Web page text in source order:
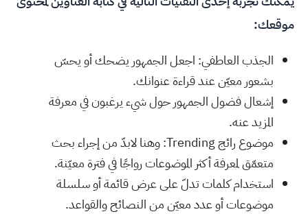
موقعك:
الجذب العاطفي: اجعل الجمهور يضحك أو يحسّ
بشعور معيّن عند قراءة عنوانك.
إشعال فضول الجمهور حول شيء يرغبون في معرفة
المزيد عنه.
موضوع رائج Trending: وهنا لابدّ من إجراء بحث
متعمّق لمعرفة أكثر الموضوعات رواجًا في فترة معيّنة.
استخدام كلمات تدلّ على عرض قائمة أو سلسلة
موضوعات أو عدد معيّن من النصائح والقواعد.